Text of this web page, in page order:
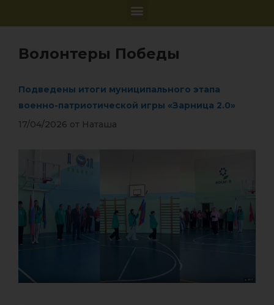
Волонтеры Победы
Подведены итоги муниципального этапа
военно-патриотической игры «Зарница 2.0»
17/04/2026 от Наташа